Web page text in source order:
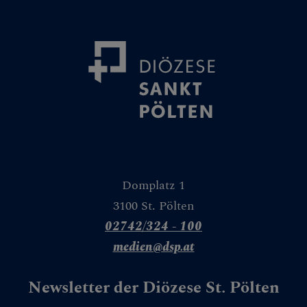
Domplatz 1
3100 St. Pölten
02742/324 - 100
medien@dsp.at
Newsletter der Diözese St. Pölten